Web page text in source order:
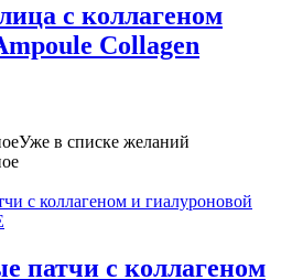
с коллагеном
Collagen
Уже в списке желаний
патчи с коллагеном